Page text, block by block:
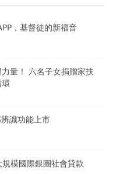
，基督徒的新福音
量！ 六名子女捐贈家扶
識功能上市
模國際銀團社會貸款